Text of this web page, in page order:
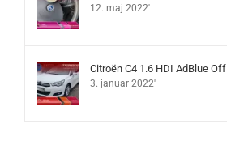
12. maj 2022'
Citroën C4 1.6 HDI AdBlue Off
3. januar 2022'